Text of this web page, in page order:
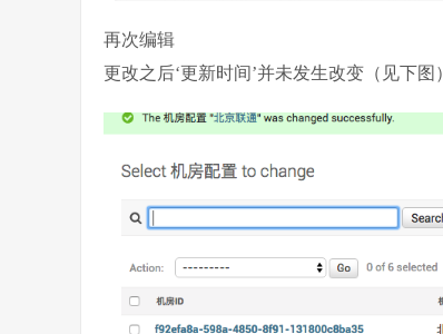
再次编辑
更改之后‘更新时间’并未发生改变（见下图